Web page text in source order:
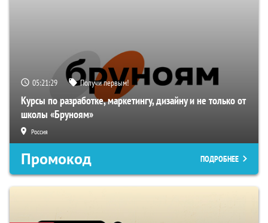
05:21:28 Получи первым!
Курсы по разработке, маркетингу, дизайну и не только от
школы «Бруноям»
Россия
Промокод ПОДРОБНЕЕ